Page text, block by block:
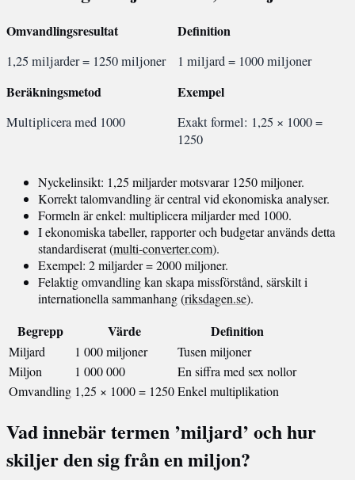
Omvandlingsresultat
1,25 miljarder = 1250 miljoner
Definition
1 miljard = 1000 miljoner
Beräkningsmetod
Multiplicera med 1000
Exempel
Exakt formel: 1,25 × 1000 =
1250
Nyckelinsikt: 1,25 miljarder motsvarar 1250 miljoner.
Korrekt talomvandling är central vid ekonomiska analyser.
Formeln är enkel: multiplicera miljarder med 1000.
I ekonomiska tabeller, rapporter och budgetar används detta
standardiserat (multi-converter.com).
Exempel: 2 miljarder = 2000 miljoner.
Felaktig omvandling kan skapa missförstånd, särskilt i
internationella sammanhang (riksdagen.se).
Begrepp Värde Definition
Miljard 1 000 miljoner
Tusen miljoner
Miljon
1 000 000
En siffra med sex nollor
Omvandling 1,25 × 1000 = 1250Enkel multiplikation
Vad innebär termen ’miljard’ och hur
skiljer den sig från en miljon?